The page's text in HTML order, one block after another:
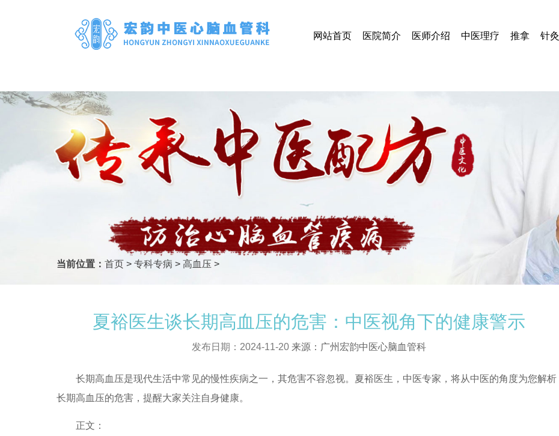
网站首页 医院简介 医师介绍 中医理疗 推拿 针灸
当前位置： 首页 > 专科专病 > 高血压 >
夏裕医生谈长期高血压的危害：中医视角下的健康警示
发布日期：2024-11-20来源：广州宏韵中医心脑血管科
长期高血压是现代生活中常见的慢性疾病之一，其危害不容忽视。夏裕医生，中医专家，将从中医的角度为您解析
长期高血压的危害，提醒大家关注自身健康。
正文：